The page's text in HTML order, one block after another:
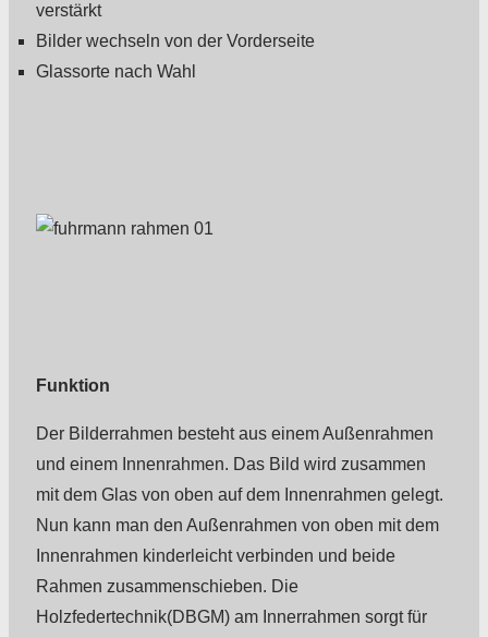
verstärkt
Bilder wechseln von der Vorderseite
Glassorte nach Wahl
Funktion
Der Bilderrahmen besteht aus einem Außenrahmen
und einem Innenrahmen. Das Bild wird zusammen
mit dem Glas von oben auf dem Innenrahmen gelegt.
Nun kann man den Außenrahmen von oben mit dem
Innenrahmen kinderleicht verbinden und beide
Rahmen zusammenschieben. Die
Holzfedertechnik(DBGM) am Innerrahmen sorgt für